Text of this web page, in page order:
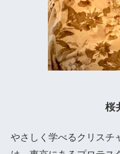
桜
やさしく学べるクリス